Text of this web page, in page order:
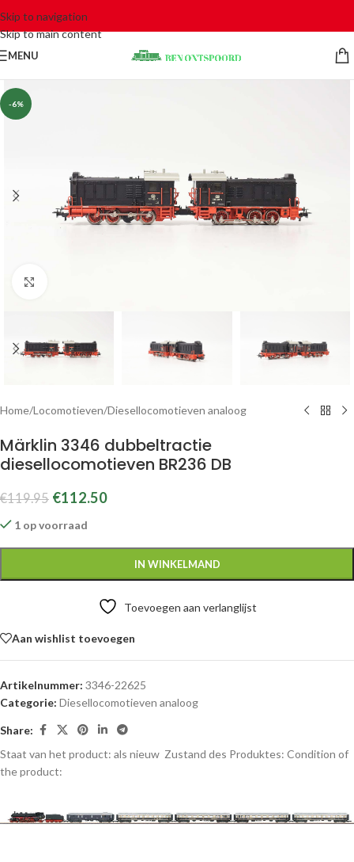
Skip to navigation
Skip to main content
MENU
-6%
Home/Locomotieven/Diesellocomotieven analoog
Märklin 3346 dubbeltractie
diesellocomotieven BR236 DB
€119.95 €112.50
1 op voorraad
IN WINKELMAND
Toevoegen aan verlanglijst
Aan wishlist toevoegen
Artikelnummer: 3346-22625
Categorie: Diesellocomotieven analoog
Share:
Staat van het product: als nieuw Zustand des Produktes: Condition of
the product: